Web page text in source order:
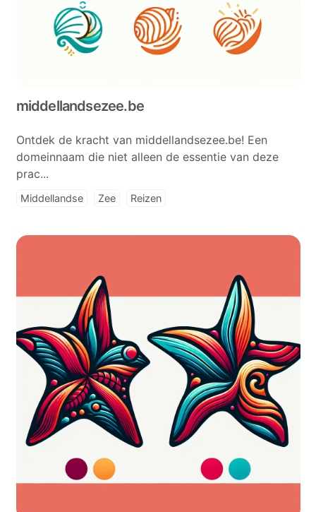
middellandsezee.be
Ontdek de kracht van middellandsezee.be! Een
domeinnaam die niet alleen de essentie van deze
prac...
Middellandse Zee Reizen